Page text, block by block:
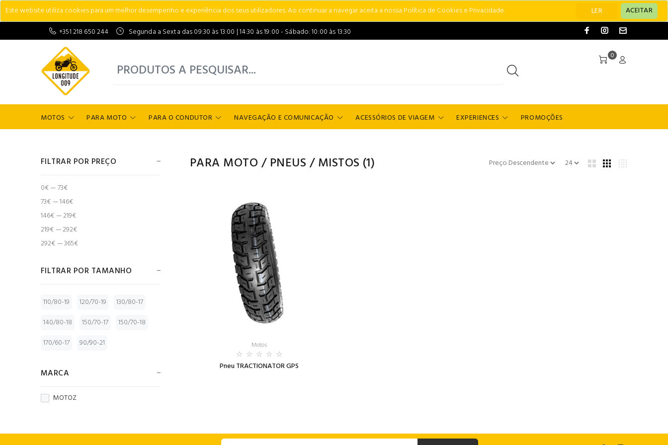
Este website utiliza cookies para um melhor desempenho e experiência dos seus utilizadores. Ao continuar a navegar aceita a nossa Política de Cookies e Privacidade. LER
ACEITAR
+351 218 650 244
Segunda a Sexta das 09:30 às 13:00 | 14:30 às 19:00 - Sábado: 10:00 às 13:30
0
MOTOS PARA MOTO PARA O CONDUTOR NAVEGAÇÃO E COMUNICAÇÃO ACESSÓRIOS DE VIAGEM EXPERIENCES PROMOÇÕES
FILTRAR POR PREÇO
0€ — 73€
73€ — 146€
146€ — 219€
219€ — 292€
292€ — 365€
FILTRAR POR TAMANHO
110/80-19 120/70-19
130/80-17
140/80-18
150/70-17
150/70-18
170/60-17
90/90-21
MARCA
MOTOZ
PARA MOTO / PNEUS / MISTOS (1)
Motos
Pneu TRACTIONATOR GPS